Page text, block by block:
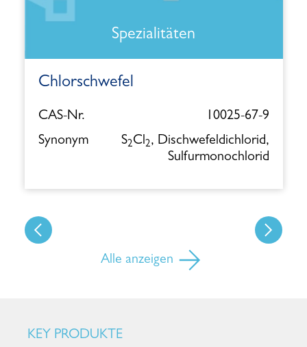
Spezialitäten
Chlorschwefel
CAS-Nr.
10025-67-9
Synonym
S2Cl2, Dischwefeldichlorid,
Sulfurmonochlorid
Alle anzeigen
KEY PRODUKTE